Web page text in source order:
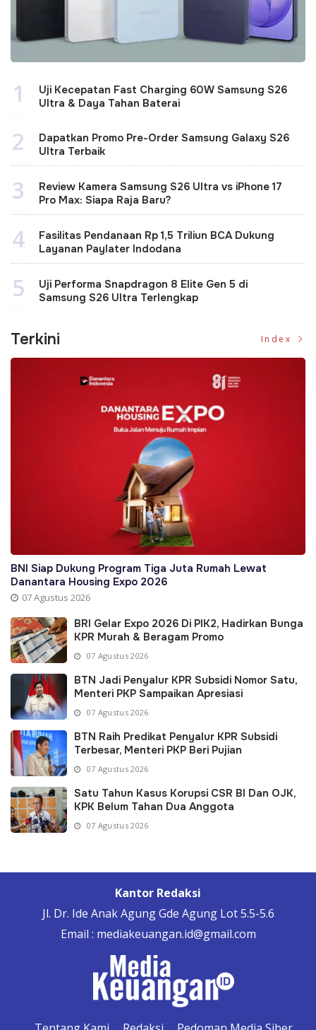
1
Uji Kecepatan Fast Charging 60W Samsung S26
Ultra & Daya Tahan Baterai
2
Dapatkan Promo Pre-Order Samsung Galaxy S26
Ultra Terbaik
3
Review Kamera Samsung S26 Ultra vs iPhone 17
Pro Max: Siapa Raja Baru?
4
Fasilitas Pendanaan Rp 1,5 Triliun BCA Dukung
Layanan Paylater Indodana
5
Uji Performa Snapdragon 8 Elite Gen 5 di
Samsung S26 Ultra Terlengkap
Terkini Index
BNI Siap Dukung Program Tiga Juta Rumah Lewat
Danantara Housing Expo 2026
07 Agustus 2026
BRI Gelar Expo 2026 Di PIK2, Hadirkan Bunga
KPR Murah & Beragam Promo
07 Agustus 2026
BTN Jadi Penyalur KPR Subsidi Nomor Satu,
Menteri PKP Sampaikan Apresiasi
07 Agustus 2026
BTN Raih Predikat Penyalur KPR Subsidi
Terbesar, Menteri PKP Beri Pujian
07 Agustus 2026
Satu Tahun Kasus Korupsi CSR BI Dan OJK,
KPK Belum Tahan Dua Anggota
07 Agustus 2026
Kantor Redaksi
Jl. Dr. Ide Anak Agung Gde Agung Lot 5.5-5.6
Email : mediakeuangan.id@gmail.com